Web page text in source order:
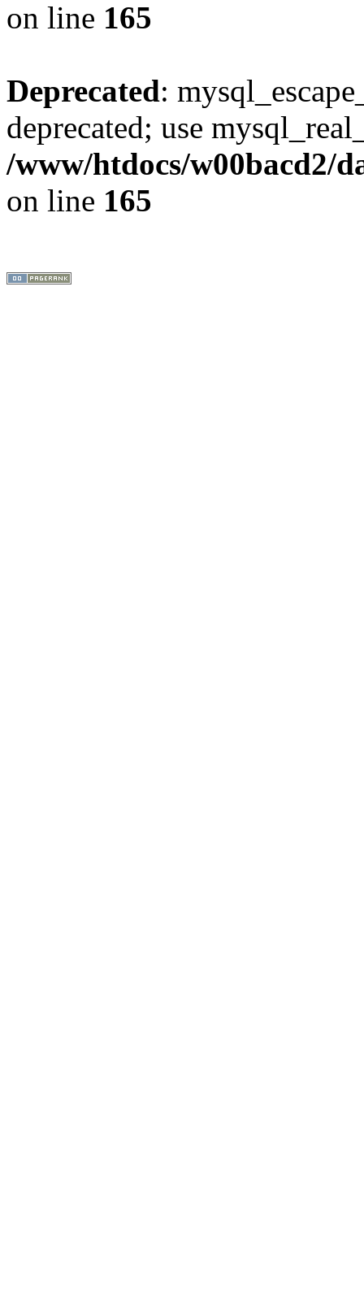
on line 165
Deprecated:
deprecated; use
/www/htdocs/w00bacd2/
on line 165